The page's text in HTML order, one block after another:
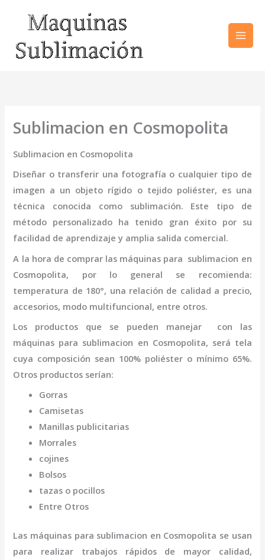
contenido
Sublimacion en Cosmopolita
Sublimacion en Cosmopolita
Diseñar o transferir una fotografía o cualquier tipo de
imagen a un objeto rígido o tejido poliéster, es una
técnica conocida como sublimación. Este tipo de
método personalizado ha tenido gran éxito por su
facilidad de aprendizaje y amplia salida comercial.
A la hora de comprar las máquinas para sublimacion en
Cosmopolita, por lo general se recomienda:
temperatura de 180°, una relación de calidad a precio,
accesorios, modo multifuncional, entre otros.
Los productos que se pueden manejar con las
máquinas para sublimacion en Cosmopolita, será tela
cuya composición sean 100% poliéster o mínimo 65%.
Otros productos serían:
Gorras
Camisetas
Manillas publicitarias
Morrales
cojines
Bolsos
tazas o pocillos
Entre Otros
Las máquinas para sublimacion en Cosmopolita se usan
para realizar trabajos rápidos de mayor calidad,